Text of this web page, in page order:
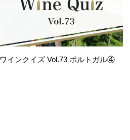
ワインクイズ Vol.73 ポルトガル④